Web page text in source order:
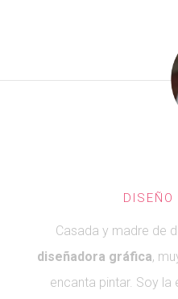
Casada y madre de
diseñadora gráfica,
encanta pintar. Soy